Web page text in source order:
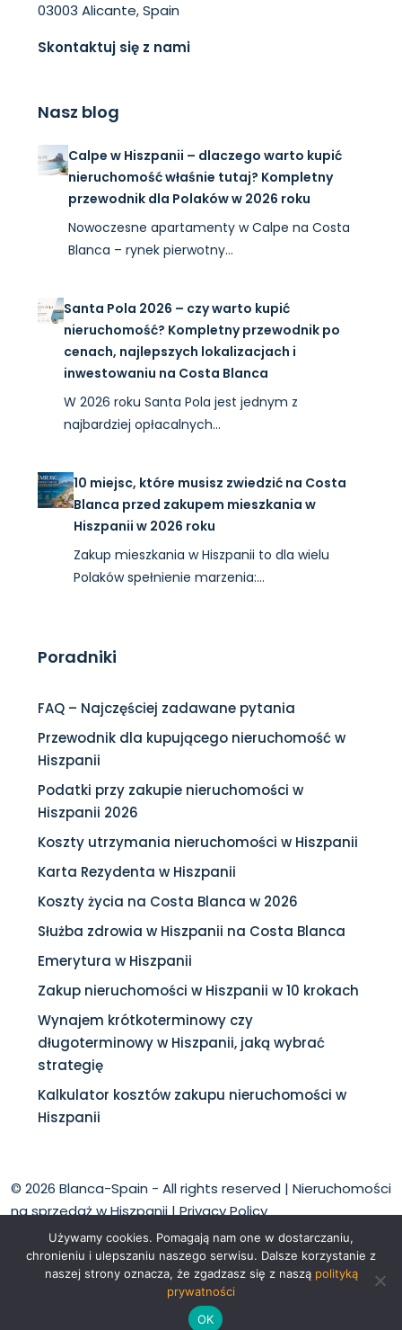
03003 Alicante, Spain
Skontaktuj się z nami
Nasz blog
Calpe w Hiszpanii – dlaczego warto kupić
nieruchomość właśnie tutaj? Kompletny
przewodnik dla Polaków w 2026 roku
Nowoczesne apartamenty w Calpe na Costa
Blanca – rynek pierwotny…
Santa Pola 2026 – czy warto kupić
nieruchomość? Kompletny przewodnik po
cenach, najlepszych lokalizacjach i
inwestowaniu na Costa Blanca
W 2026 roku Santa Pola jest jednym z
najbardziej opłacalnych…
10 miejsc, które musisz zwiedzić na Costa
Blanca przed zakupem mieszkania w
Hiszpanii w 2026 roku
Zakup mieszkania w Hiszpanii to dla wielu
Polaków spełnienie marzenia:…
Poradniki
FAQ – Najczęściej zadawane pytania
Przewodnik dla kupującego nieruchomość w
Hiszpanii
Podatki przy zakupie nieruchomości w
Hiszpanii 2026
Koszty utrzymania nieruchomości w Hiszpanii
Karta Rezydenta w Hiszpanii
Koszty życia na Costa Blanca w 2026
Służba zdrowia w Hiszpanii na Costa Blanca
Emerytura w Hiszpanii
Zakup nieruchomości w Hiszpanii w 10 krokach
Wynajem krótkoterminowy czy
długoterminowy w Hiszpanii, jaką wybrać
strategię
Kalkulator kosztów zakupu nieruchomości w
Hiszpanii
© 2026 Blanca-Spain - All rights reserved | Nieruchomości
na sprzedaż w Hiszpanii|Privacy Policy
English
Używamy cookies. Pomagają nam one w dostarczaniu,
chronieniu i ulepszaniu naszego serwisu. Dalsze korzystanie z
naszej strony oznacza, że zgadzasz się z naszą polityką
prywatności
OK